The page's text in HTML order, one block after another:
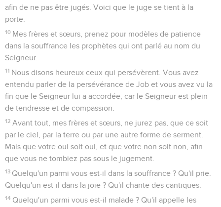
afin de ne pas être jugés. Voici que le juge se tient à la
porte.
10 Mes frères et sœurs, prenez pour modèles de patience
dans la souffrance les prophètes qui ont parlé au nom du
Seigneur.
11 Nous disons heureux ceux qui persévèrent. Vous avez
entendu parler de la persévérance de Job et vous avez vu la
fin que le Seigneur lui a accordée, car le Seigneur est plein
de tendresse et de compassion.
12 Avant tout, mes frères et sœurs, ne jurez pas, que ce soit
par le ciel, par la terre ou par une autre forme de serment.
Mais que votre oui soit oui, et que votre non soit non, afin
que vous ne tombiez pas sous le jugement.
13 Quelqu'un parmi vous est-il dans la souffrance ? Qu'il prie.
Quelqu'un est-il dans la joie ? Qu'il chante des cantiques.
14 Quelqu'un parmi vous est-il malade ? Qu'il appelle les